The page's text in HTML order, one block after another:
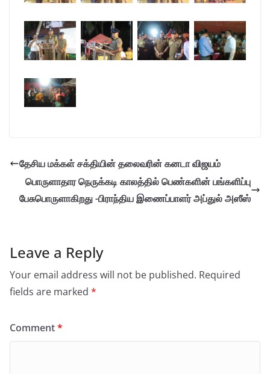
தேசிய மக்கள் சக்தியின் தலைவரின் கனடா விஜயம்
பொருளாதார நெருக்கடி காலத்தில் பெண்களின் பங்களிப்பு
பேசுபொருளாகிறது -பிராந்திய இணைப்பாளர் அப்துல் அஸீஸ்
Leave a Reply
Your email address will not be published. Required
fields are marked *
Comment*